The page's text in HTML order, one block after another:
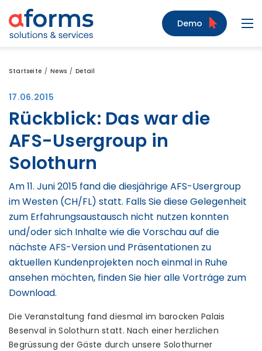
Zum Inhalt
Zum Menü
Zur Suche
Demo
Startseite News Detail
17.06.2015
Rückblick: Das war die
AFS-Usergroup in
Solothurn
Am 11. Juni 2015 fand die diesjährige AFS-Usergroup
im Westen (CH/FL) statt. Falls Sie diese Gelegenheit
zum Erfahrungsaustausch nicht nutzen konnten
und/oder sich Inhalte wie die Vorschau auf die
nächste AFS-Version und Präsentationen zu
aktuellen Kundenprojekten noch einmal in Ruhe
ansehen möchten, finden Sie hier alle Vorträge zum
Download.
Die Veranstaltung fand diesmal im barocken Palais
Besenval in Solothurn statt. Nach einer herzlichen
Begrüssung der Gäste durch unsere Solothurner